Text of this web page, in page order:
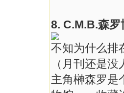
8. C.M.B.森
不知为什么排
（月刊还是
主角榊森罗是